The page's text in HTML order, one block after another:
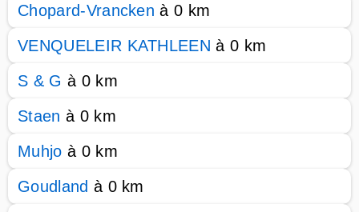
Chopard-Vrancken à 0 km
VENQUELEIR KATHLEEN à 0 km
S & G à 0 km
Staen à 0 km
Muhjo à 0 km
Goudland à 0 km